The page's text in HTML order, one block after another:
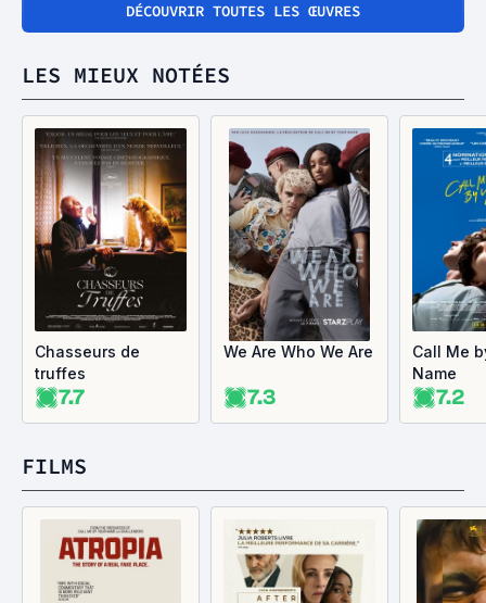
DÉCOUVRIR TOUTES LES ŒUVRES
LES MIEUX NOTÉES
Chasseurs de
truffes
7.7
We Are Who We Are
7.3
Call Me
Name
7.2
FILMS